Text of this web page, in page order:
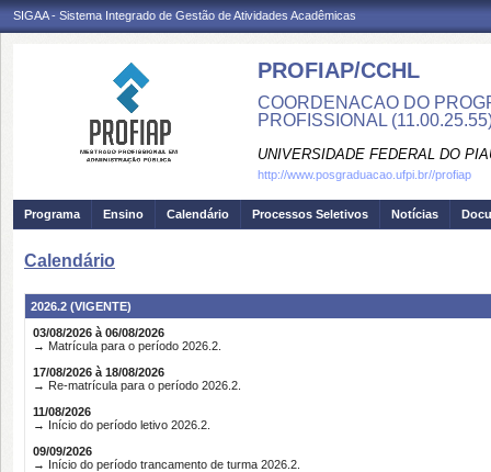
SIGAA - Sistema Integrado de Gestão de Atividades Acadêmicas
PROFIAP/CCHL
COORDENACAO DO
PROFISSIONAL
UNIVERSIDADE FEDERAL DO
http://www.posgraduacao.ufpi.br//profiap
Programa Ensino Calendário Processos Seletivos Notícias
Calendário
2026.2 (VIGENTE)
03/08/2026 à 06/08/2026
→ Matrícula para o período 2026.2.
17/08/2026 à 18/08/2026
→ Re-matrícula para o período 2026.2.
11/08/2026
→ Início do período letivo 2026.2.
09/09/2026
→ Início do período trancamento de turma 2026.2.